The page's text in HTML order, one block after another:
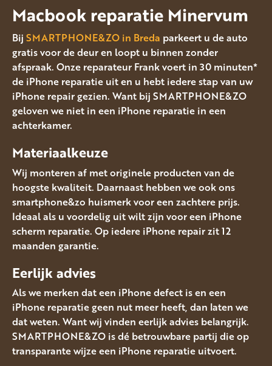
Macbook reparatie Minervum
Bij SMARTPHONE&ZO in Breda parkeert u de auto
gratis voor de deur en loopt u binnen zonder
afspraak. Onze reparateur Frank voert in 30 minuten*
de iPhone reparatie uit en u hebt iedere stap van uw
iPhone repair gezien. Want bij SMARTPHONE&ZO
geloven we niet in een iPhone reparatie in een
achterkamer.
Materiaalkeuze
Wij monteren af met originele producten van de
hoogste kwaliteit. Daarnaast hebben we ook ons
smartphone&zo huismerk voor een zachtere prijs.
Ideaal als u voordelig uit wilt zijn voor een iPhone
scherm reparatie. Op iedere iPhone repair zit 12
maanden garantie.
Eerlijk advies
Als we merken dat een iPhone defect is en een
iPhone reparatie geen nut meer heeft, dan laten we
dat weten. Want wij vinden eerlijk advies belangrijk.
SMARTPHONE&ZO is dé betrouwbare partij die op
transparante wijze een iPhone reparatie uitvoert.